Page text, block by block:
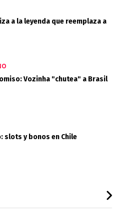
a la leyenda que reemplaza a
Vozinha "chutea" a Brasil
slots y bonos en Chile